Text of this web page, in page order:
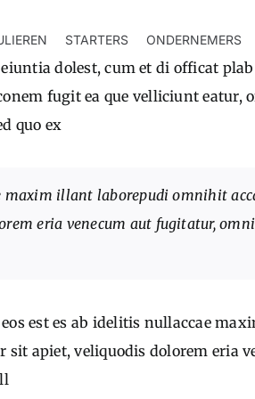
STARTERS ONDERNEMERS
dolest, cum et di officat
fugit ea que velliciunt eatur,
quo ex
maxim illant laborepudi omnihit
eria venecum aut fugitatur,
est es ab idelitis nullaccae
apiet, veliquodis dolorem eria